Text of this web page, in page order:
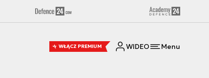
WŁĄCZ PREMIUM WIDEO Menu